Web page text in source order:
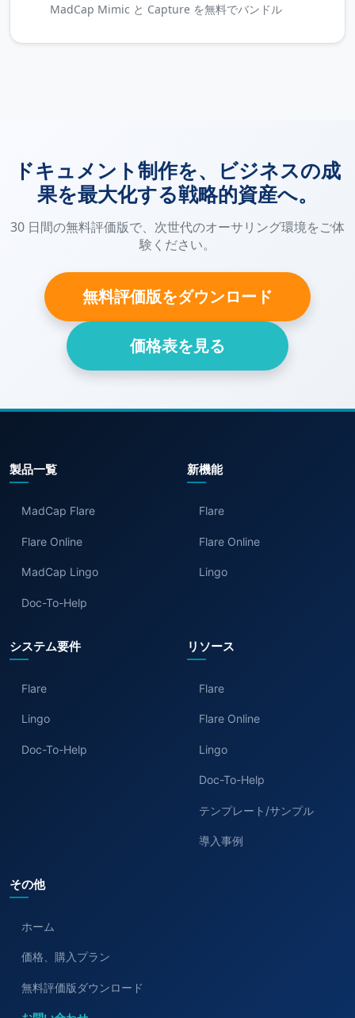
MadCap Mimic と Capture を無料でバンドル
ドキュメント制作を、ビジネスの成
果を最大化する戦略的資産へ。
30 日間の無料評価版で、次世代のオーサリング環境をご体
験ください。
無料評価版をダウンロード
価格表を見る
製品一覧
MadCap Flare
Flare Online
MadCap Lingo
Doc-To-Help
新機能
Flare
Flare Online
Lingo
システム要件
Flare
Lingo
Doc-To-Help
リソース
Flare
Flare Online
Lingo
Doc-To-Help
テンプレート/サンプル
導入事例
その他
ホーム
価格、購入プラン
無料評価版ダウンロード